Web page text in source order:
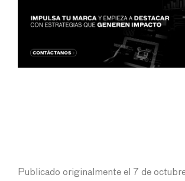
Publicado originalmente el 7 de